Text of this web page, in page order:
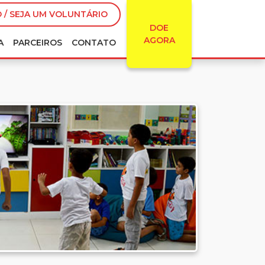
/ SEJA UM VOLUNTÁRIO
DOE
AGORA
PARCEIROS CONTATO